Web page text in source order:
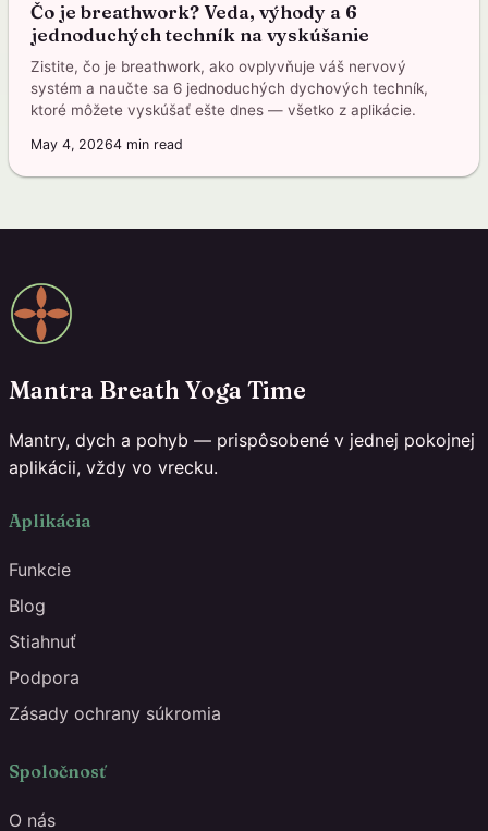
Čo je breathwork? Veda, výhody a 6
jednoduchých techník na vyskúšanie
Zistite, čo je breathwork, ako ovplyvňuje váš nervový
systém a naučte sa 6 jednoduchých dychových techník,
ktoré môžete vyskúšať ešte dnes — všetko z aplikácie.
May 4, 20264 min read
Mantra Breath Yoga Time
Mantry, dych a pohyb — prispôsobené v jednej pokojnej
aplikácii, vždy vo vrecku.
Aplikácia
Funkcie
Blog
Stiahnuť
Podpora
Zásady ochrany súkromia
Spoločnosť
O nás